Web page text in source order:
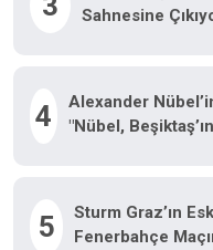
Sahnesine
4
Alexander
"Nübel,
5
Sturm Graz’ın
Fenerbahçe